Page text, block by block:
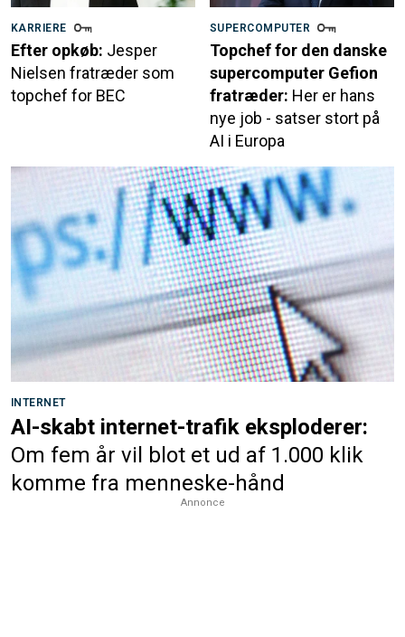
KARRIERE
Efter opkøb: Jesper
Nielsen fratræder som
topchef for BEC
SUPERCOMPUTER
Topchef for den danske
supercomputer Gefion
fratræder: Her er hans
nye job - satser stort på
AI i Europa
INTERNET
AI-skabt internet-trafik eksploderer:
Om fem år vil blot et ud af 1.000 klik
komme fra menneske-hånd
Annonce